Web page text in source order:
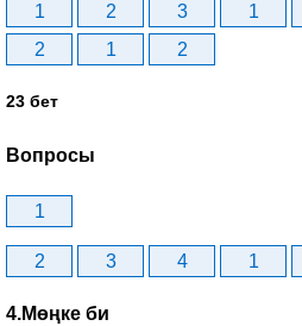
1 2 3 1
2
1 2
23 бет
Вопросы
1
2 3 4 1
4.Мөңке би